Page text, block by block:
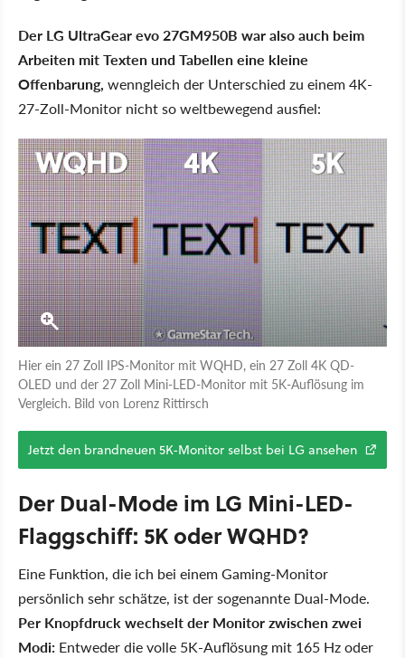
Der LG UltraGear evo 27GM950B war also auch beim
Arbeiten mit Texten und Tabellen eine kleine
Offenbarung, wenngleich der Unterschied zu einem 4K-
27-Zoll-Monitor nicht so weltbewegend ausfiel:
Hier ein 27 Zoll IPS-Monitor mit WQHD, ein 27 Zoll 4K QD-
OLED und der 27 Zoll Mini-LED-Monitor mit 5K-Auflösung im
Vergleich. Bild von Lorenz Rittirsch
Jetzt den brandneuen 5K-Monitor selbst bei LG ansehen
Der Dual-Mode im LG Mini-LED-
Flaggschiff: 5K oder WQHD?
Eine Funktion, die ich bei einem Gaming-Monitor
persönlich sehr schätze, ist der sogenannte Dual-Mode.
Per Knopfdruck wechselt der Monitor zwischen zwei
Modi: Entweder die volle 5K-Auflösung mit 165 Hz oder